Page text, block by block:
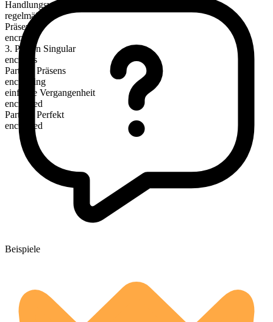
Handlungsverb
regelmäßig
Präsens
encrypt
3. Person Singular
encrypts
Partizip Präsens
encrypting
einfache Vergangenheit
encrypted
Partizip Perfekt
encrypted
Beispiele